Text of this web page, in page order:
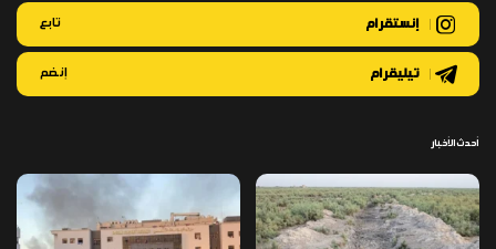
إنستقرام تابع
تيليقرام إنضم
أحدث الأخبار